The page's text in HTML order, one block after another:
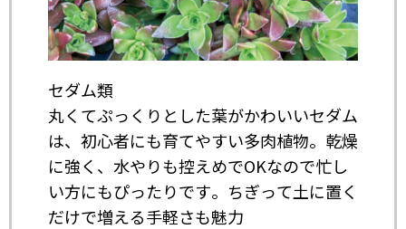
セダム類
丸くてぷっくりとした葉がかわいいセダム
は、初心者にも育てやすい多肉植物。乾燥
に強く、水やりも控えめでOKなので忙し
い方にもぴったりです。ちぎって土に置く
だけで増える手軽さも魅力